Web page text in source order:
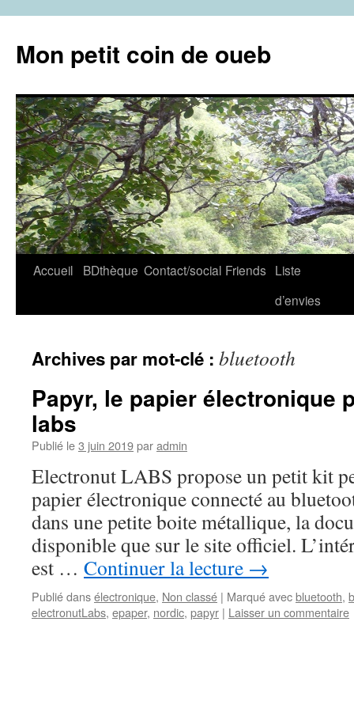
contenu
Mon petit coin de oueb
Accueil BDthèque Contact/social Friends Liste
d’envies
Archives par mot-clé : bluetooth
Papyr, le papier électronique
labs
Publié le3 juin 2019paradmin
Electronut LABS propose un petit kit
papier électronique connecté au
dans une petite boite métallique, la
disponible que sur le site officiel.
est … Continuer la lecture →
Publié dansélectronique, Non classé | Marqué avecbluetooth,
electronutLabs, epaper, nordic, papyr | Laisser un commentaire